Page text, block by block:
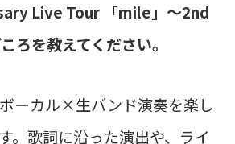
Live Tour 「mile」～2nd
ろを教えてください。
ボーカル×生バンド演奏を楽し
。歌詞に沿った演出や、ライ